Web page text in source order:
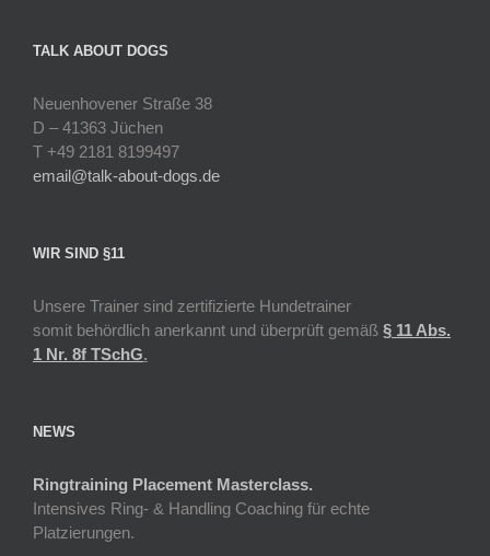
TALK ABOUT DOGS
Neuenhovener Straße 38
D – 41363 Jüchen
T +49 2181 8199497
email@talk-about-dogs.de
WIR SIND §11
Unsere Trainer sind zertifizierte Hundetrainer
somit behördlich anerkannt und überprüft gemäß § 11 Abs.
1 Nr. 8f TSchG.
NEWS
Ringtraining Placement Masterclass.
Intensives Ring- & Handling Coaching für echte
Platzierungen.